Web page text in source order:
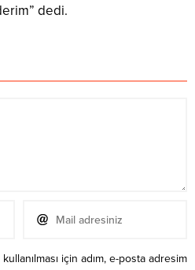
dedi.
için adım, e-posta adresim